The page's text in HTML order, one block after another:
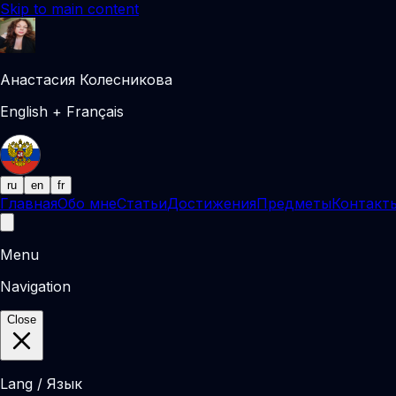
Skip to main content
Анастасия Колесникова
English + Français
ru en fr
ГлавнаяОбо мнеСтатьиДостиженияПредметы
Menu
Navigation
Close
Lang / Язык